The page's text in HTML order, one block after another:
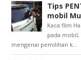
Tips
mobil
Kaca film
pada
mengenai pemilihan k...